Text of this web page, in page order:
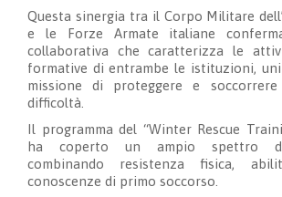
Questa sinergia tra il Corpo Militare
e le Forze Armate italiane
collaborativa che caratterizza le
formative di entrambe le istituzioni,
missione di proteggere e
difficoltà.
Il programma del “Winter Rescue
ha coperto un ampio spettro di
combinando resistenza fisica,
conoscenze di primo soccorso.